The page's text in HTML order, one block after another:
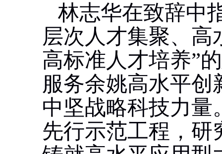
林志华在致辞中
层次人才集聚、
高标准人才培养”
服务余姚高水平
中坚战略科技力量
先行示范工程，研